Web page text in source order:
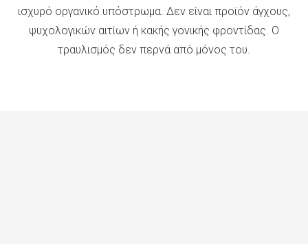
ισχυρό οργανικό υπόστρωμα. Δεν είναι προϊόν άγχους,
ψυχολογικών αιτίων ή κακής γονικής φροντίδας. Ο
τραυλισμός δεν περνά από μόνος του.